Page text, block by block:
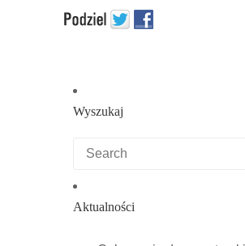
Wyszukaj
Aktualności